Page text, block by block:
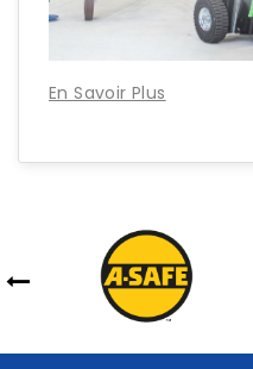
En Savoir Plus